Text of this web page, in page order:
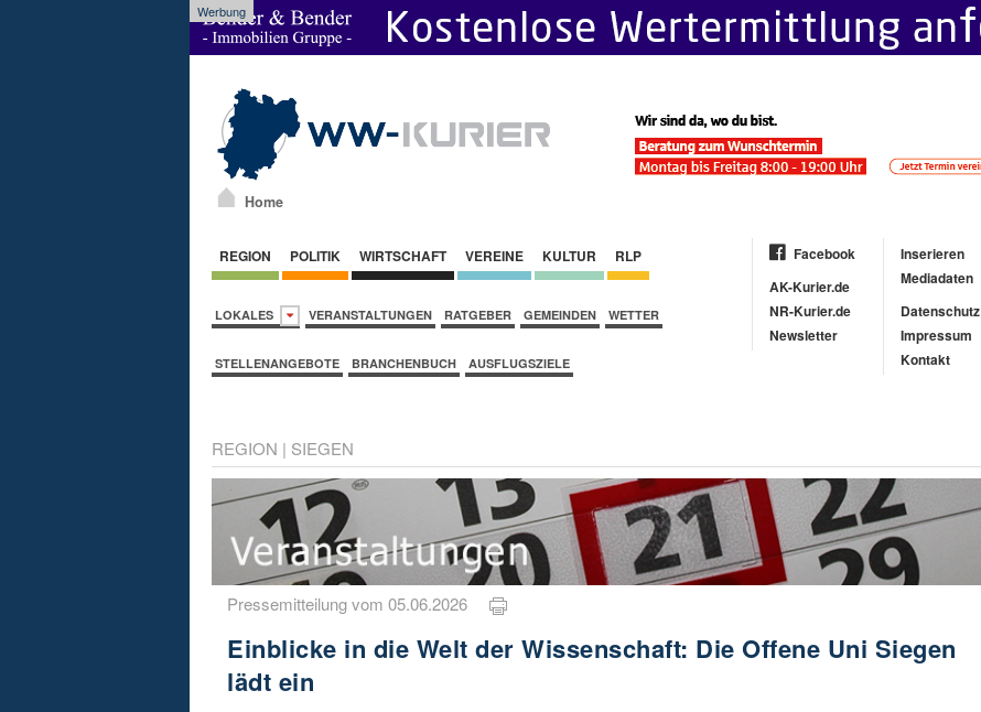
Werbung
Home
REGION POLITIK WIRTSCHAFT VEREINE KULTUR RLP
LOKALES VERANSTALTUNGEN RATGEBER GEMEINDEN WETTER
STELLENANGEBOTE BRANCHENBUCH AUSFLUGSZIELE
Facebook
AK-Kurier.de
NR-Kurier.de
Newsletter
Inserieren
Mediadaten
Datenschutz
Impressum
Kontakt
REGION | SIEGEN
Pressemitteilung vom 05.06.2026
Einblicke in die Welt der Wissenschaft: Die Offene Uni Siegen
lädt ein